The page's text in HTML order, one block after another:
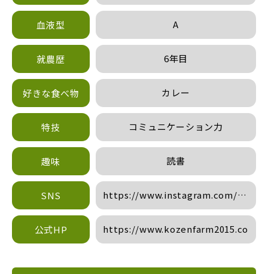
血液型 A
就農歴 6年目
好きな食べ物 カレー
特技 コミュニケーション力
趣味 読書
SNS
https://www.instagram.com/
hl=ja
公式HP
https://www.kozenfarm2015.com/